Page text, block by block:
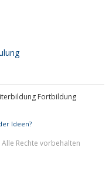
Fortbildung
Ideen?
Rechte vorbehalten